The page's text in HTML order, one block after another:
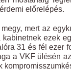
előrelépés.
mert az
ezek
31 és fél ezer
a VKF ülésén